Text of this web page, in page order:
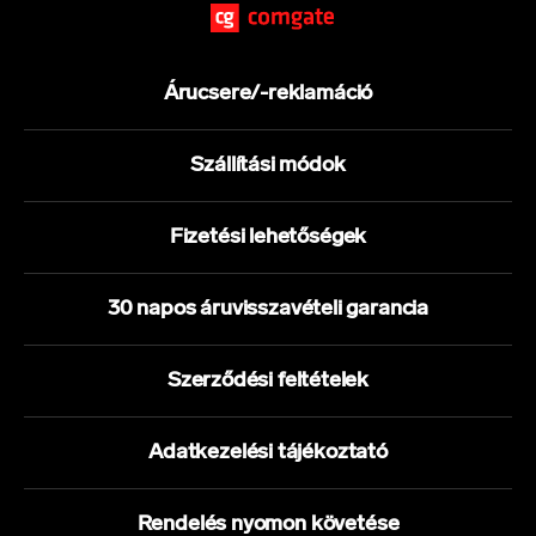
Árucsere/-reklamáció
Szállítási módok
Fizetési lehetőségek
30 napos áruvisszavételi garancia
Szerződési feltételek
Adatkezelési tájékoztató
Rendelés nyomon követése